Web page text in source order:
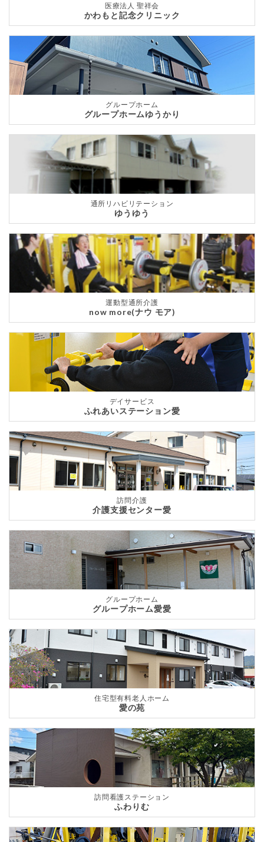
医療法人 聖祥会
かわもと記念クリニック
グループホーム
グループホームゆうかり
通所リハビリテーション
ゆうゆう
運動型通所介護
now more(ナウ モア)
デイサービス
ふれあいステーション愛
訪問介護
介護支援センター愛
グループホーム
グループホーム愛愛
住宅型有料老人ホーム
愛の苑
訪問看護ステーション
ふわりむ